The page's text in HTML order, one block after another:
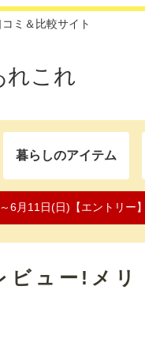
ミ＆比較サイト
れこれ
暮らしのアイテム
6月11日(日)【エントリー】
ュー!メリ